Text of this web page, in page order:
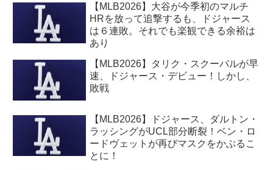
【MLB2026】大谷が今季初のマルチ
HRを放って追撃するも、ドジャース
は６連敗。それでも楽観できる余裕は
あり
【MLB2026】タリク・スクーバルが早
速、ドジャース・デビュー！しかし、
敗戦
【MLB2026】ドジャース、ダルトン・
ラッシングがUCL部分断裂！ベン・ロ
ードヴェットが再びマスクをかぶるこ
とに！